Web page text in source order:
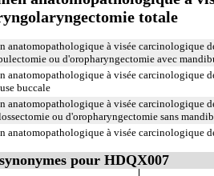
totale
anatomopathologique à visée carcinologique
ou d'oropharyngectomie avec
anatomopathologique à visée carcinologique
buccale
anatomopathologique à visée carcinologique
ou d'oropharyngectomie sans
anatomopathologique à visée carcinologique
pour HDQX007